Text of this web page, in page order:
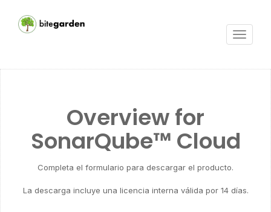
Activar
Overview for
SonarQube™ Cloud
Completa el formulario para descargar el producto.
La descarga incluye una licencia interna válida por 14 días.